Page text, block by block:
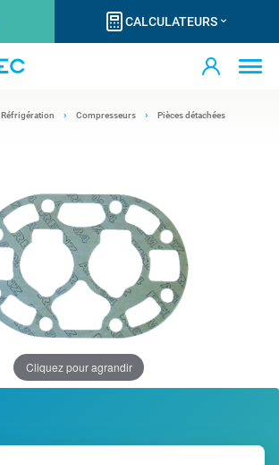
CALCULATEURS
Réfrigération Compresseurs Pièces détachées
Cliquez pour agrandir